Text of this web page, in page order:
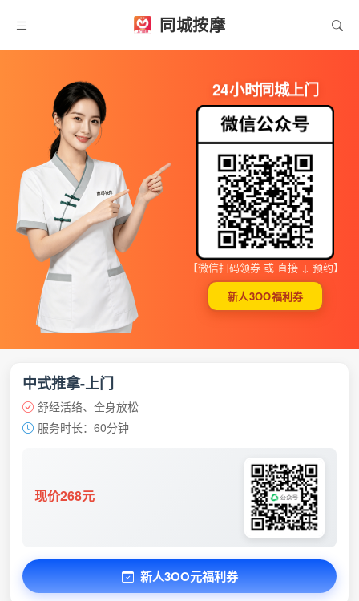
同城按摩
24小时同城上门
【微信扫码领券 或 直接 ↓ 预约】
新人3OO福利券
中式推拿-上门
舒经活络、全身放松
服务时长：60分钟
现价268元
新人3OO元福利券